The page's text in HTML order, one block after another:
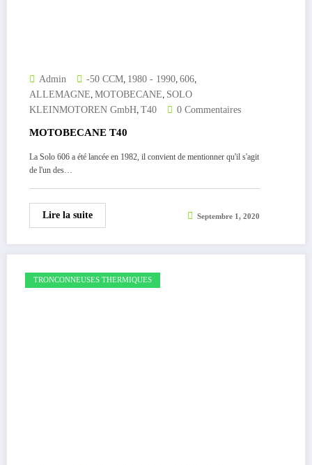
Admin -50 CCM, 1980 - 1990, 606,
ALLEMAGNE, MOTOBECANE, SOLO
KLEINMOTOREN GmbH, T40 0 Commentaires
MOTOBECANE T40
La Solo 606 a été lancée en 1982, il convient de mentionner qu'il s'agit
de l'un des…
Lire la suite Septembre 1, 2020
TRONCONNEUSES THERMIQUES